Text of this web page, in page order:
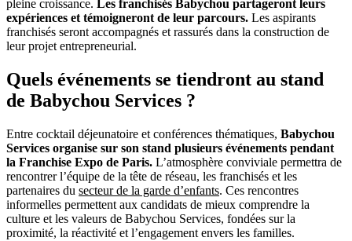
pleine croissance. Les franchisés Babychou partageront leurs
expériences et témoigneront de leur parcours. Les aspirants
franchisés seront accompagnés et rassurés dans la construction de
leur projet entrepreneurial.
Quels événements se tiendront au stand
de Babychou Services ?
Entre cocktail déjeunatoire et conférences thématiques, Babychou
Services organise sur son stand plusieurs événements pendant
la Franchise Expo de Paris. L’atmosphère conviviale permettra de
rencontrer l’équipe de la tête de réseau, les franchisés et les
partenaires du secteur de la garde d’enfants. Ces rencontres
informelles permettent aux candidats de mieux comprendre la
culture et les valeurs de Babychou Services, fondées sur la
proximité, la réactivité et l’engagement envers les familles.